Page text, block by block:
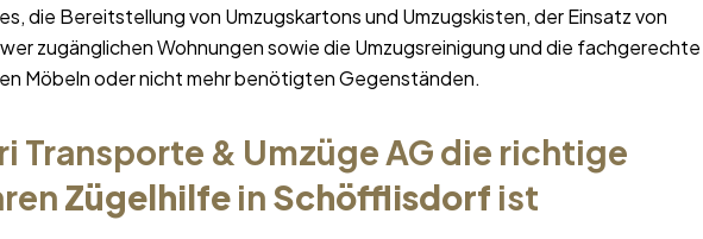
die Bereitstellung von Umzugskartons und Umzugskisten, der Einsatz von
zugänglichen Wohnungen sowie die Umzugsreinigung und die fachgerechte
Möbeln oder nicht mehr benötigten Gegenständen.
Transporte & Umzüge AG die richtige
Zügelhilfe in Schöfflisdorf ist